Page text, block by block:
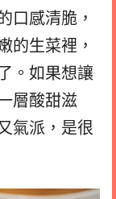
口感清脆，
的生菜裡，
。如果想讓
層酸甜滋
氣派，是很